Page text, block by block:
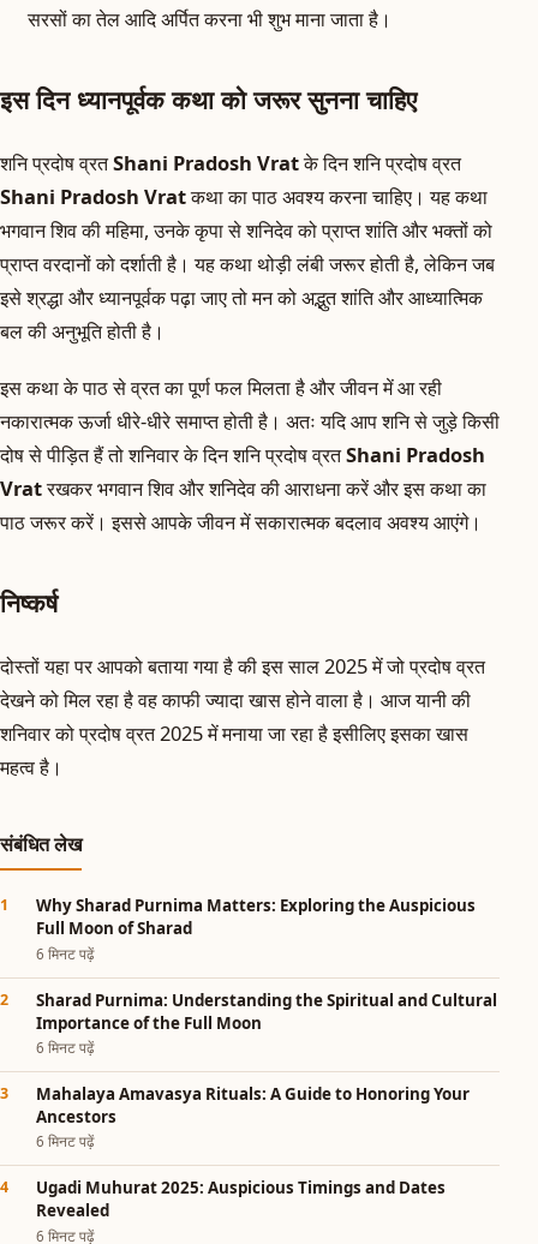
सरसों का तेल आदि अर्पित करना भी शुभ माना जाता है।
इस दिन ध्यानपूर्वक कथा को जरूर सुनना चाहिए
शनि प्रदोष व्रतShani Pradosh Vratके दिन शनि प्रदोष व्रत
Shani Pradosh Vratकथा का पाठ अवश्य करना चाहिए। यह कथा
भगवान शिव की महिमा, उनके कृपा से शनिदेव को प्राप्त शांति और भक्तों को
प्राप्त वरदानों को दर्शाती है। यह कथा थोड़ी लंबी जरूर होती है, लेकिन जब
इसे श्रद्धा और ध्यानपूर्वक पढ़ा जाए तो मन को अद्भुत शांति और आध्यात्मिक
बल की अनुभूति होती है।
इस कथा के पाठ से व्रत का पूर्ण फल मिलता है और जीवन में आ रही
नकारात्मक ऊर्जा धीरे-धीरे समाप्त होती है। अतः यदि आप शनि से जुड़े किसी
दोष से पीड़ित हैं तो शनिवार के दिन शनि प्रदोष व्रतShani Pradosh
Vratरखकर भगवान शिव और शनिदेव की आराधना करें और इस कथा का
पाठ जरूर करें। इससे आपके जीवन में सकारात्मक बदलाव अवश्य आएंगे।
निष्कर्ष
दोस्तों यहा पर आपको बताया गया है की इस साल 2025 में जो प्रदोष व्रत
देखने को मिल रहा है वह काफी ज्यादा खास होने वाला है। आज यानी की
शनिवार को प्रदोष व्रत 2025 में मनाया जा रहा है इसीलिए इसका खास
महत्व है।
संबंधित लेख
Why Sharad Purnima Matters: Exploring the Auspicious
Full Moon of Sharad
6 मिनट पढ़ें
Sharad Purnima: Understanding the Spiritual and Cultural
Importance of the Full Moon
6 मिनट पढ़ें
Mahalaya Amavasya Rituals: A Guide to Honoring Your
Ancestors
6 मिनट पढ़ें
Ugadi Muhurat 2025: Auspicious Timings and Dates
Revealed
6 मिनट पढ़ें